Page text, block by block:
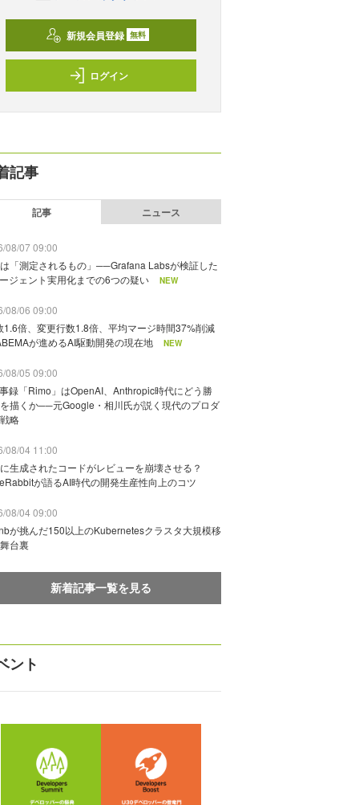
新規会員登録 無料
ログイン
記事
記事 ニュース
08/07 09:00
「測定されるもの」──Grafana Labsが検証した
ジェント実用化までの6つの疑い
NEW
08/06 09:00
1.6倍、変更行数1.8倍、平均マージ時間37%削減
が進めるAI駆動開発の現在地
NEW
08/05 09:00
録「Rimo」はOpenAI、Anthropic時代にどう勝
描くか──元Google・相川氏が説く現代のプロダ
略
08/04 11:00
生成されたコードがレビューを崩壊させる？
が語るAI時代の開発生産性向上のコツ
08/04 09:00
が挑んだ150以上のKubernetesクラスタ大規模移
台裏
新着記事一覧を見る
ント